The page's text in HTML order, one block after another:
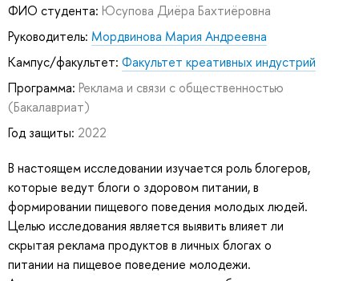
ФИО студента: Юсупова Диёра Бахтиёровна
Руководитель: Мордвинова Мария Андреевна
Кампус/факультет: Факультет креативных индустрий
Программа: Реклама и связи с общественностью
(Бакалавриат)
Год защиты: 2022
В настоящем исследовании изучается роль блогеров,
которые ведут блоги о здоровом питании, в
формировании пищевого поведения молодых людей.
Целью исследования является выявить влияет ли
скрытая реклама продуктов в личных блогах о
питании на пищевое поведение молодежи.